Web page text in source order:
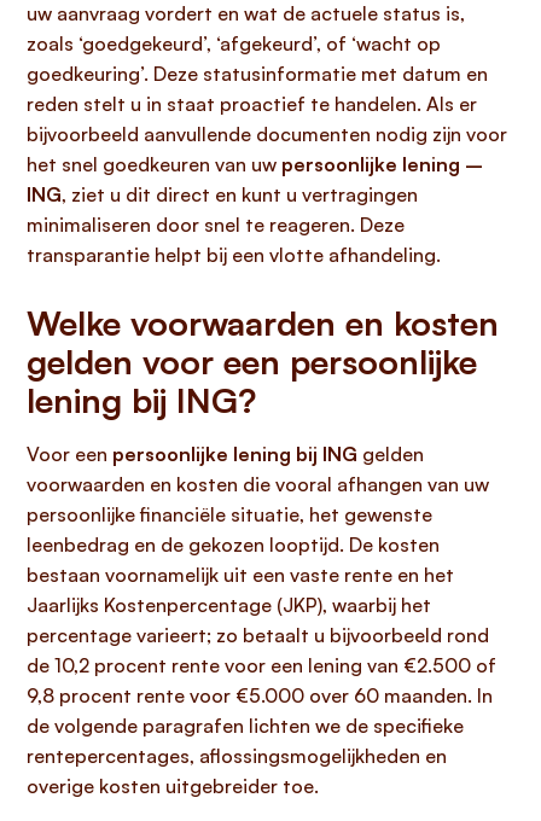
uw aanvraag vordert en wat de actuele status is,
zoals ‘goedgekeurd’, ‘afgekeurd’, of ‘wacht op
goedkeuring’. Deze statusinformatie met datum en
reden stelt u in staat proactief te handelen. Als er
bijvoorbeeld aanvullende documenten nodig zijn voor
het snel goedkeuren van uw persoonlijke lening –
ING, ziet u dit direct en kunt u vertragingen
minimaliseren door snel te reageren. Deze
transparantie helpt bij een vlotte afhandeling.
Welke voorwaarden en kosten
gelden voor een persoonlijke
lening bij ING?
Voor een persoonlijke lening bij ING gelden
voorwaarden en kosten die vooral afhangen van uw
persoonlijke financiële situatie, het gewenste
leenbedrag en de gekozen looptijd. De kosten
bestaan voornamelijk uit een vaste rente en het
Jaarlijks Kostenpercentage (JKP), waarbij het
percentage varieert; zo betaalt u bijvoorbeeld rond
de 10,2 procent rente voor een lening van €2.500 of
9,8 procent rente voor €5.000 over 60 maanden. In
de volgende paragrafen lichten we de specifieke
rentepercentages, aflossingsmogelijkheden en
overige kosten uitgebreider toe.